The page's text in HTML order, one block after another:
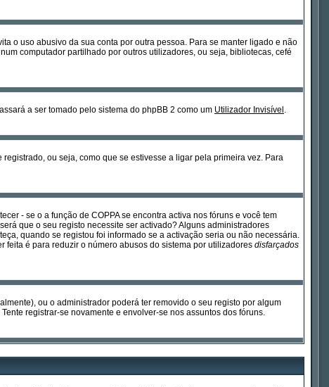
o uso abusivo da sua conta por outra pessoa. Para se manter ligado e não
computador partilhado por outros utilizadores, ou seja, bibliotecas, cefé
a ser tomado pelo sistema do phpBB 2 como um Utilizador Invisível .
ou seja, como que se estivesse a ligar pela primeira vez. Para
- se o a função de COPPA se encontra activa nos fóruns e você tem
que o seu registo necessite ser activado? Alguns administradores
quando se registou foi informado se a activação seria ou não necessária.
é para reduzir o número abusos do sistema por utilizadores disfarçados
ou o administrador poderá ter removido o seu registo por algum
registrar-se novamente e envolver-se nos assuntos dos fóruns.